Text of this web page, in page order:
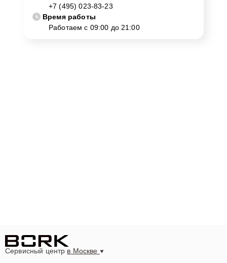
+7 (495) 023-83-23
Время работы
Работаем с 09:00 до 21:00
Сервисный центр в Москве